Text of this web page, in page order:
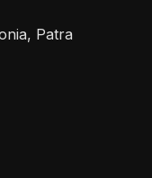
Patra